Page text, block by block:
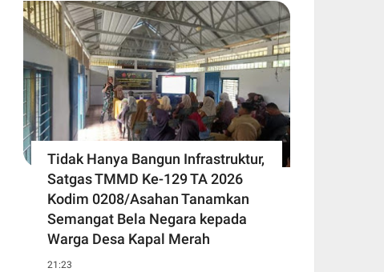
Tidak Hanya Bangun Infrastruktur,
Satgas TMMD Ke-129 TA 2026
Kodim 0208/Asahan Tanamkan
Semangat Bela Negara kepada
Warga Desa Kapal Merah
21:23